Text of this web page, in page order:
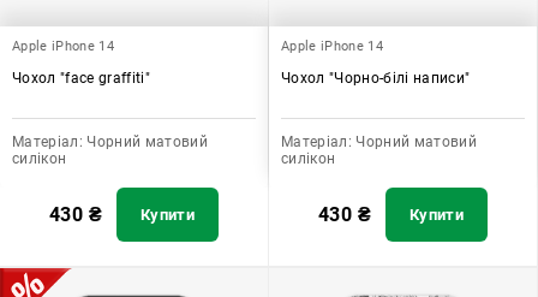
Apple iPhone 14
Чохол "face graffiti"
Матеріал: Чорний матовий
силікон
430 ₴ Купити
Apple iPhone 14
Чохол "Чорно-білі написи"
Матеріал: Чорний матовий
силікон
430 ₴ Купити